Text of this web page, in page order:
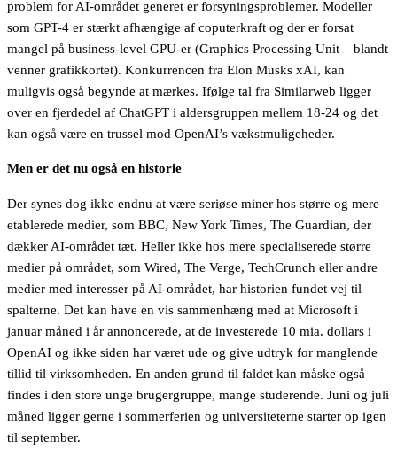
problem for AI-området generet er forsyningsproblemer. Modeller
som GPT-4 er stærkt afhængige af coputerkraft og der er forsat
mangel på business-level GPU-er (Graphics Processing Unit – blandt
venner grafikkortet). Konkurrencen fra Elon Musks xAI, kan
muligvis også begynde at mærkes. Ifølge tal fra Similarweb ligger
over en fjerdedel af ChatGPT i aldersgruppen mellem 18-24 og det
kan også være en trussel mod OpenAI’s vækstmuligeheder.
Men er det nu også en historie
Der synes dog ikke endnu at være seriøse miner hos større og mere
etablerede medier, som BBC, New York Times, The Guardian, der
dækker AI-området tæt. Heller ikke hos mere specialiserede større
medier på området, som Wired, The Verge, TechCrunch eller andre
medier med interesser på AI-området, har historien fundet vej til
spalterne. Det kan have en vis sammenhæng med at Microsoft i
januar måned i år annoncerede, at de investerede 10 mia. dollars i
OpenAI og ikke siden har været ude og give udtryk for manglende
tillid til virksomheden. En anden grund til faldet kan måske også
findes i den store unge brugergruppe, mange studerende. Juni og juli
måned ligger gerne i sommerferien og universiteterne starter op igen
til september.